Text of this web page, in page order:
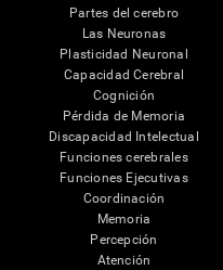
Partes del cerebro
Las Neuronas
Plasticidad Neuronal
Capacidad Cerebral
Cognición
Pérdida de Memoria
Discapacidad Intelectual
Funciones cerebrales
Funciones Ejecutivas
Coordinación
Memoria
Percepción
Atención